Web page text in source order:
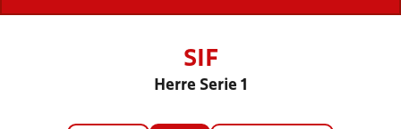
SIF
Herre Serie 1